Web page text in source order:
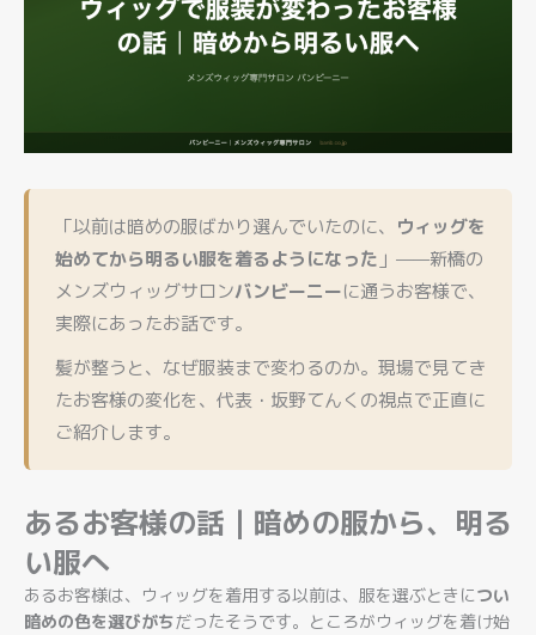
「以前は暗めの服ばかり選んでいたのに、 ウィッグを
始めてから明るい服を着るようになった 」——新橋の
メンズウィッグサロンバンビーニーに通うお客様で、
実際にあったお話です。
髪が整うと、なぜ服装まで変わるのか。現場で見てき
たお客様の変化を、代表・坂野てんくの視点で正直に
ご紹介します。
あるお客様の話｜暗めの服から、明る
い服へ
あるお客様は、ウィッグを着用する以前は、服を選ぶときについ
暗めの色を選びがちだったそうです。ところがウィッグを着け始